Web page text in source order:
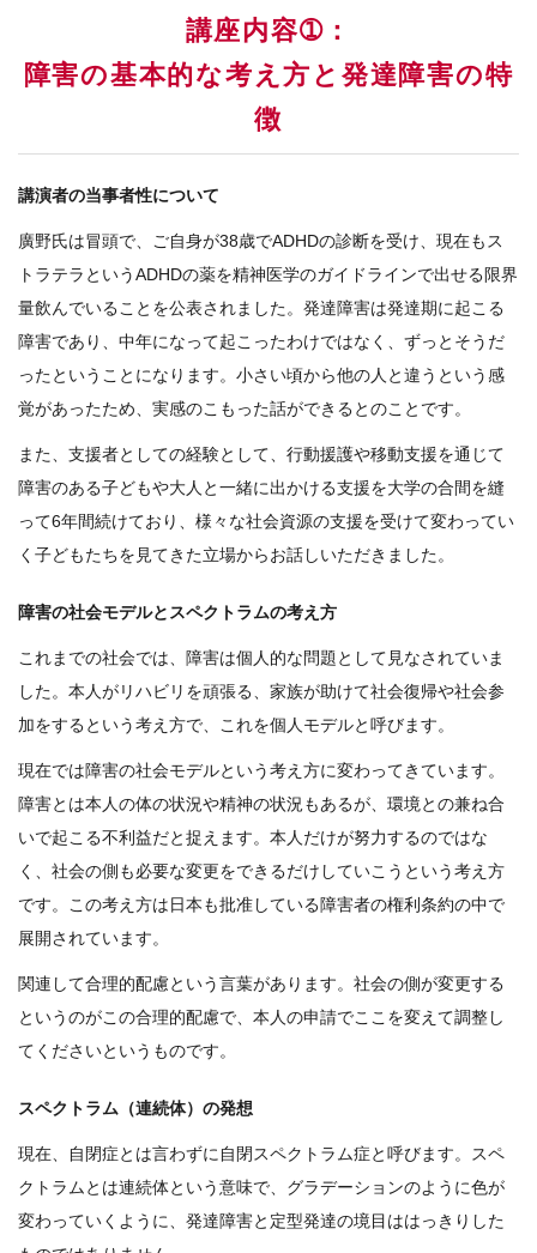
講座内容➀：
障害の基本的な考え方と発達障害の特
徴
講演者の当事者性について
廣野氏は冒頭で、ご自身が38歳でADHDの診断を受け、現在もス
トラテラというADHDの薬を精神医学のガイドラインで出せる限界
量飲んでいることを公表されました。発達障害は発達期に起こる
障害であり、中年になって起こったわけではなく、ずっとそうだ
ったということになります。小さい頃から他の人と違うという感
覚があったため、実感のこもった話ができるとのことです。
また、支援者としての経験として、行動援護や移動支援を通じて
障害のある子どもや大人と一緒に出かける支援を大学の合間を縫
って6年間続けており、様々な社会資源の支援を受けて変わってい
く子どもたちを見てきた立場からお話しいただきました。
障害の社会モデルとスペクトラムの考え方
これまでの社会では、障害は個人的な問題として見なされていま
した。本人がリハビリを頑張る、家族が助けて社会復帰や社会参
加をするという考え方で、これを個人モデルと呼びます。
現在では障害の社会モデルという考え方に変わってきています。
障害とは本人の体の状況や精神の状況もあるが、環境との兼ね合
いで起こる不利益だと捉えます。本人だけが努力するのではな
く、社会の側も必要な変更をできるだけしていこうという考え方
です。この考え方は日本も批准している障害者の権利条約の中で
展開されています。
関連して合理的配慮という言葉があります。社会の側が変更する
というのがこの合理的配慮で、本人の申請でここを変えて調整し
てくださいというものです。
スペクトラム（連続体）の発想
現在、自閉症とは言わずに自閉スペクトラム症と呼びます。スペ
クトラムとは連続体という意味で、グラデーションのように色が
変わっていくように、発達障害と定型発達の境目ははっきりした